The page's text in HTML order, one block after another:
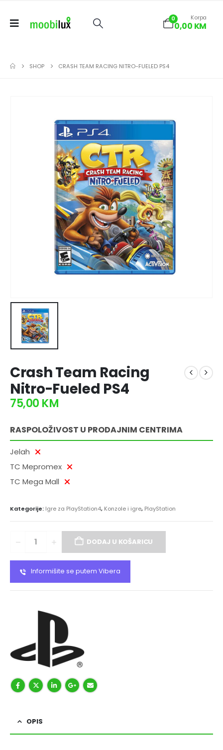
0 Korpa
0,00 KM
SHOP CRASH TEAM RACING NITRO-FUELED PS4
Crash Team Racing
Nitro-Fueled PS4
75,00 KM
RASPOLOŽIVOST U PRODAJNIM CENTRIMA
Jelah
TC Mepromex
TC Mega Mall
Kategorije: Igre za PlayStation4, Konzole i igre, PlayStation
DODAJ U KOŠARICU
Informišite se putem Vibera
OPIS